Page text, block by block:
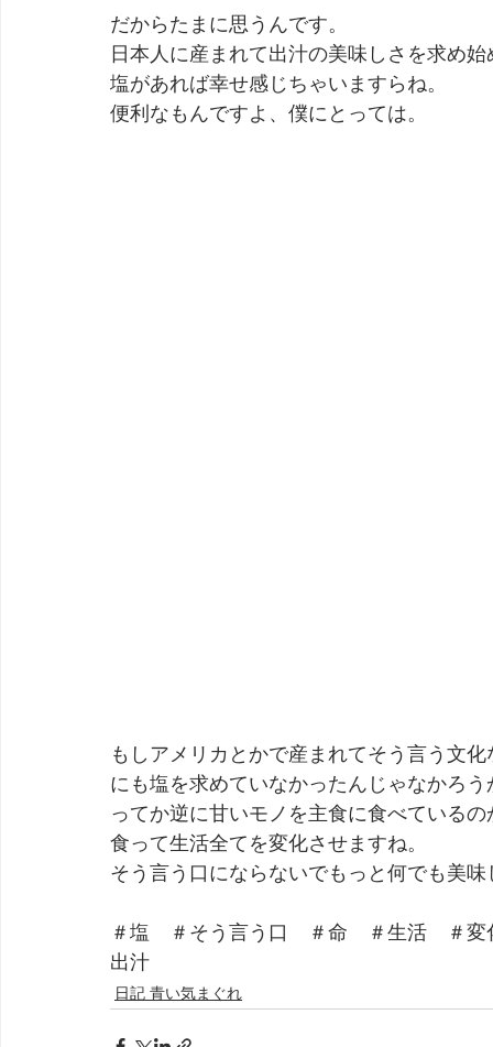
だからたまに思うんです。
日本人に産まれて出汁の美味しさを求め
塩があれば幸せ感じちゃいますらね。
便利なもんですよ、僕にとっては。
もしアメリカとかで産まれてそう言う文
にも塩を求めていなかったんじゃなかろう
ってか逆に甘いモノを主食に食べている
食って生活全てを変化させますね。
そう言う口にならないでもっと何でも美
＃塩　＃そう言う口　＃命　＃生活　＃
出汁
日記 青い気まぐれ